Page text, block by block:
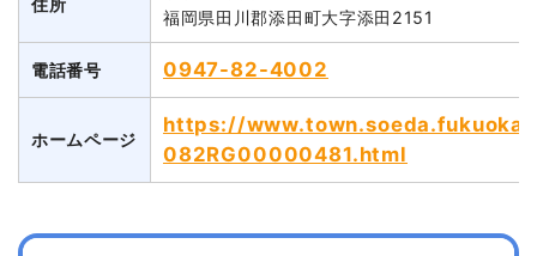
福岡県田川郡添田町大字添田2151
電話番号 0947-82-4002
ホームページ
https://
082RG00000481.html